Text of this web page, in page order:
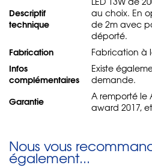
Descriptif
technique
au choix. En
de 2m avec
déporté.
Fabrication Fabrication à
Infos
complémentaires
Existe
demande.
Garantie
A remporté le
award 2017,
Nous vous
également...